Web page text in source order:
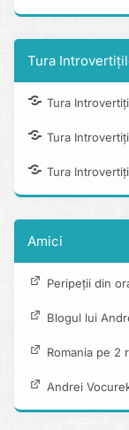
Tura
Tura
Tura
Tura
Amici
Peripeții din
Blogul lui
Romania pe 2
Andrei